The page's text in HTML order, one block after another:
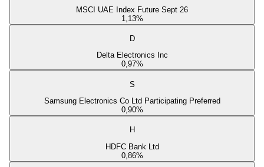
MSCI UAE Index Future Sept 26
1,13%
D
Delta Electronics Inc
0,97%
S
Samsung Electronics Co Ltd Participating Preferred
0,90%
H
HDFC Bank Ltd
0,86%